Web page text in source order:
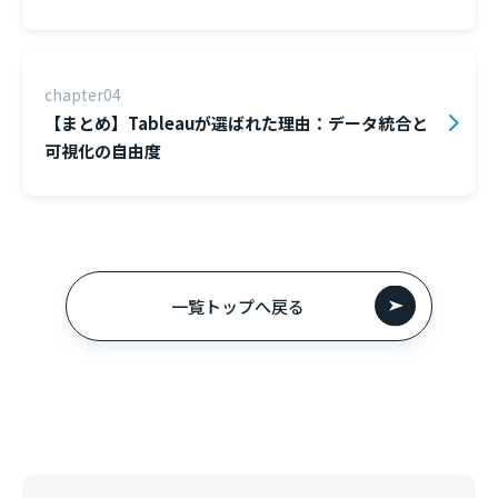
chapter04
【まとめ】Tableauが選ばれた理由：データ統合と
可視化の自由度
一覧トップへ戻る